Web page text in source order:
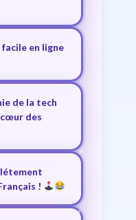
facile en ligne
de la tech
des
!